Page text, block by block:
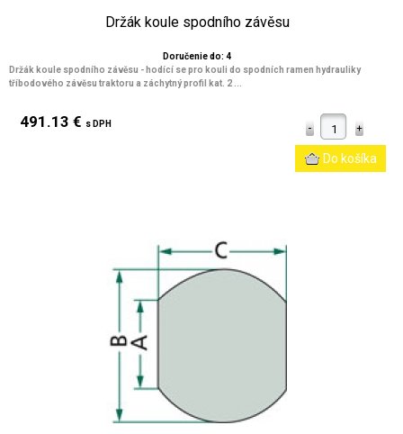
Držák koule spodního závěsu
Doručenie do: 4
Držák koule spodního závěsu - hodící se pro kouli do spodních ramen hydrauliky
tříbodového závěsu traktoru a záchytný profil kat. 2 ...
491.13 € s DPH